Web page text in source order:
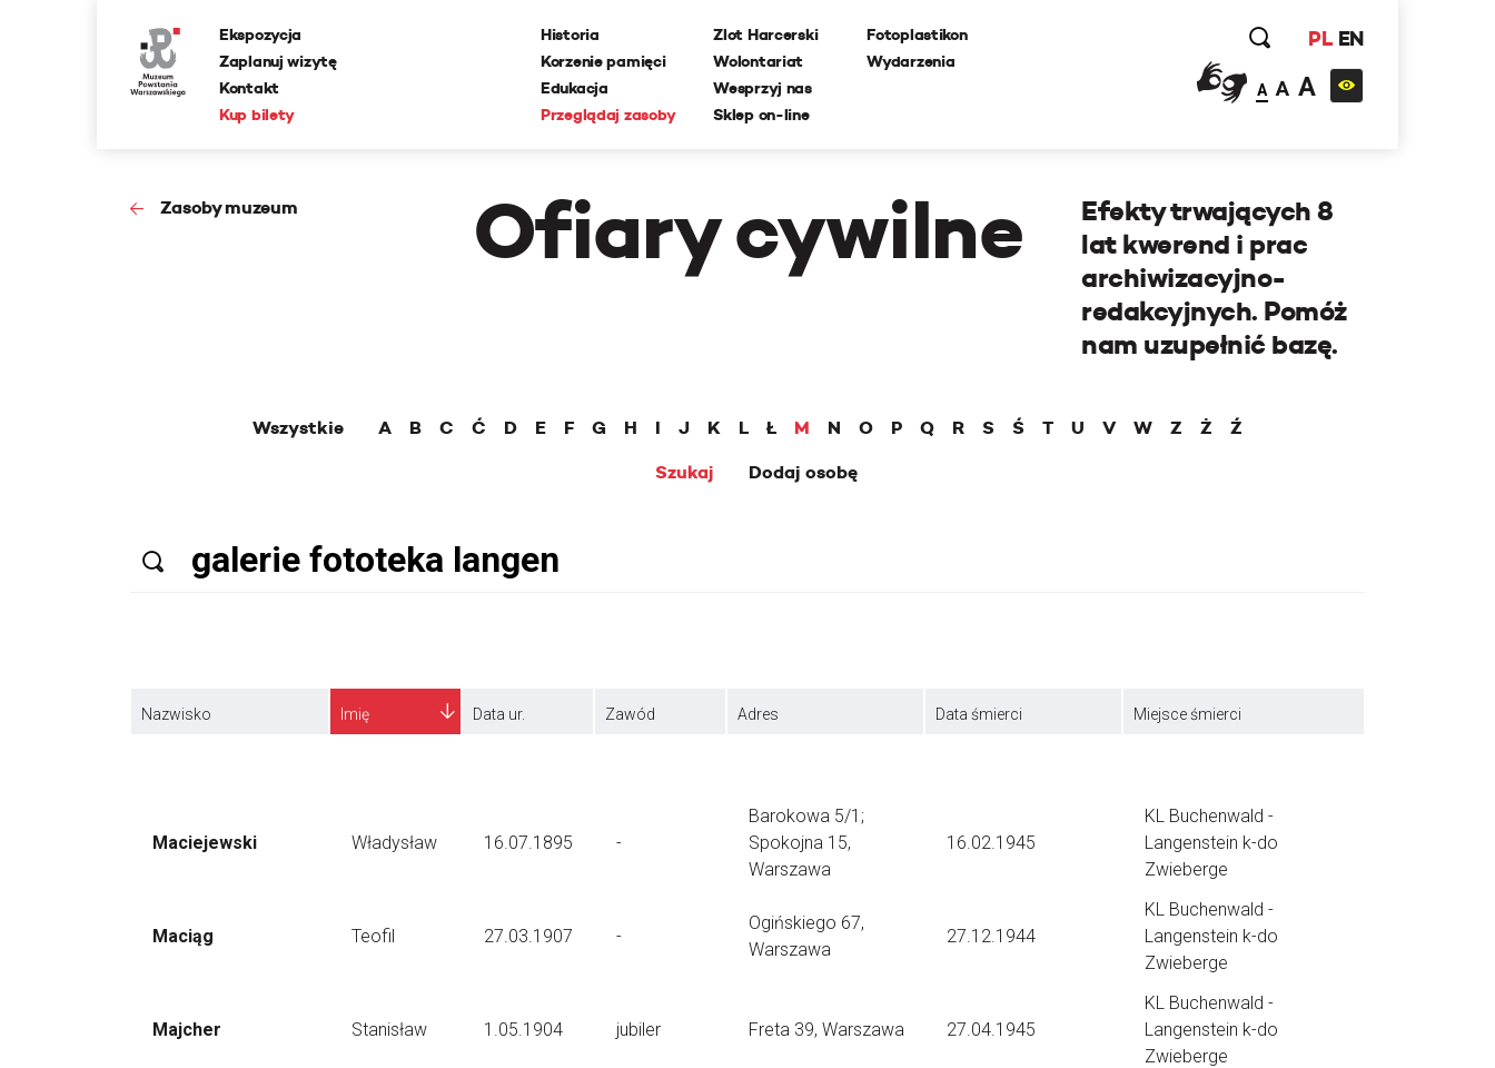
Ekspozycja
Zaplanuj wizytę
Kontakt
Kup bilety
Historia
Korzenie pamięci
Edukacja
Przeglądaj zasoby
Zlot Harcerski
Wolontariat
Wesprzyj nas
Sklep on-line
Fotoplastikon
Wydarzenia
PL EN
A A A
Zasoby muzeum Ofiary cywilne
Efekty trwających 8
lat kwerend i prac
archiwizacyjno-
redakcyjnych. Pomóż
nam uzupełnić bazę.
Wszystkie A B C Ć D E F G H I J K L Ł M N O P Q R S Ś T U V W Z Ż
Ź
Szukaj
Dodaj osobę
Nazwisko Imię Data ur. Zawód Adres Data śmierci Miejsce śmierci
Maciejewski Władysław 16.07.1895 -
Barokowa 5/1;
Spokojna 15,
Warszawa
16.02.1945
KL Buchenwald -
Langenstein k-do
Zwieberge
Maciąg Teofil 27.03.1907 -
Ogińskiego 67,
Warszawa
27.12.1944
KL Buchenwald -
Langenstein k-do
Zwieberge
Majcher Stanisław 1.05.1904 jubiler Freta 39, Warszawa 27.04.1945
KL Buchenwald -
Langenstein k-do
Zwieberge